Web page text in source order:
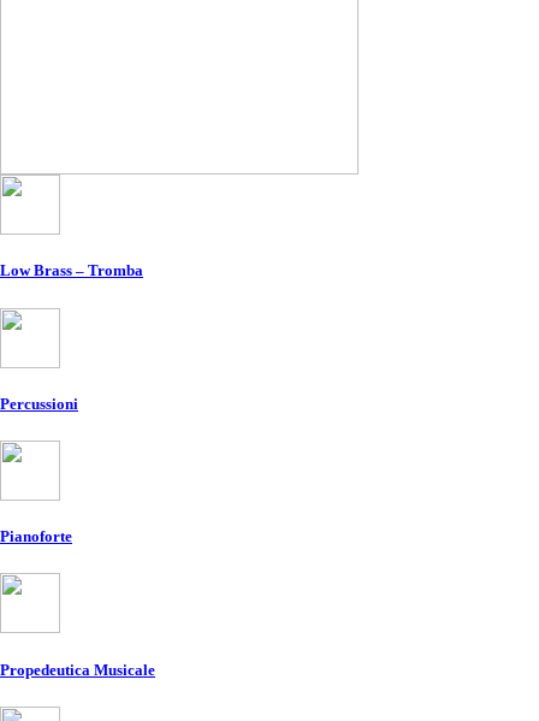
Low Brass – Tromba
Percussioni
Pianoforte
Propedeutica Musicale